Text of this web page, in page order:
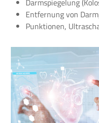
Darmspiegelung
Entfernung von
Punktionen,